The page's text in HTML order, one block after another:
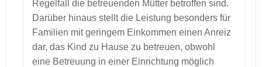
Regelfall die betreuenden Mütter betroffen sind.
Darüber hinaus stellt die Leistung besonders für
Familien mit geringem Einkommen einen Anreiz
dar, das Kind zu Hause zu betreuen, obwohl
eine Betreuung in einer Einrichtung möglich